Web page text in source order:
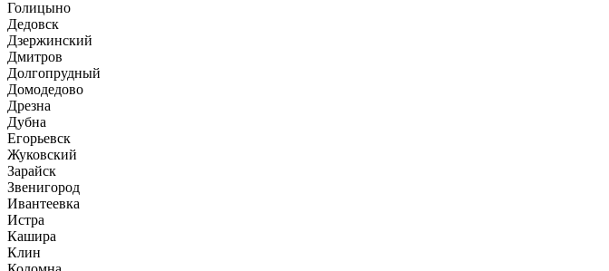
Голицыно
Дедовск
Дзержинский
Дмитров
Долгопрудный
Домодедово
Дрезна
Дубна
Егорьевск
Жуковский
Зарайск
Звенигород
Ивантеевка
Истра
Кашира
Клин